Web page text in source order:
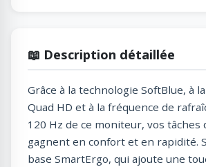
📖 Description détaillée
Grâce à la technologie SoftBlue, à
Quad HD et à la fréquence de
120 Hz de ce moniteur, vos tâches
gagnent en confort et en rapidité.
base SmartErgo, qui ajoute une